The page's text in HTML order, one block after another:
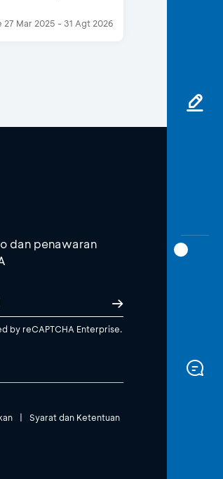
27 Mar 2025 - 31 Agt 2026
dan penawaran
by reCAPTCHA Enterprise.
| Syarat dan Ketentuan